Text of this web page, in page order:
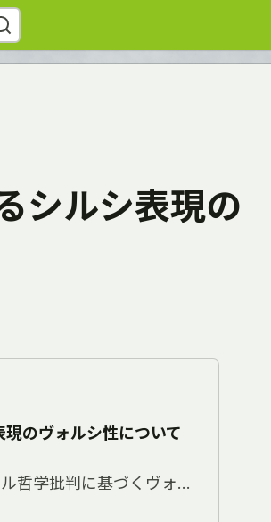
シルシ表現の
のヴォルシ性について
F.G.フィレナによるヴェルテール哲学批判に基づくヴォルシ表現の肯定